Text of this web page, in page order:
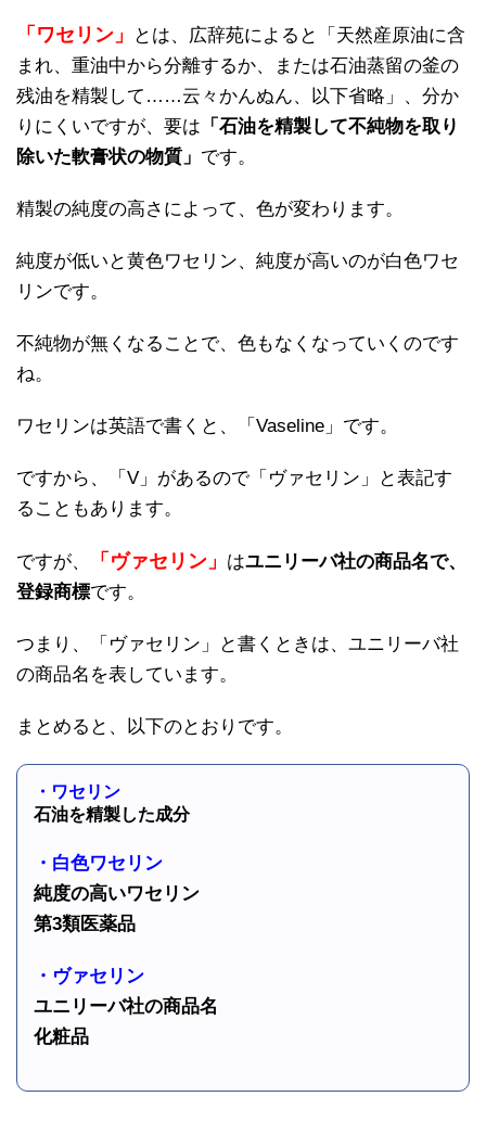
「ワセリン」
とは、広辞苑によると「天然産原油に含
まれ、重油中から分離するか、または石油蒸留の釜の
残油を精製して……云々かんぬん、以下省略」、分か
りにくいですが、要は 「石油を精製して不純物を取り
除いた軟膏状の物質」 です。
精製の純度の高さによって、色が変わります。
純度が低いと黄色ワセリン、純度が高いのが白色ワセ
リンです。
不純物が無くなることで、色もなくなっていくのです
ね。
ワセリンは英語で書くと、「Vaseline」です。
ですから、「V」があるので「ヴァセリン」と表記す
ることもあります。
ですが、 「ヴァセリン」 はユニリーバ社の商品名で、
登録商標です。
つまり、「ヴァセリン」と書くときは、ユニリーバ社
の商品名を表しています。
まとめると、以下のとおりです。
・ワセリン
石油を精製した成分
・白色ワセリン
純度の高いワセリン
第3類医薬品
・ヴァセリン
ユニリーバ社の商品名
化粧品